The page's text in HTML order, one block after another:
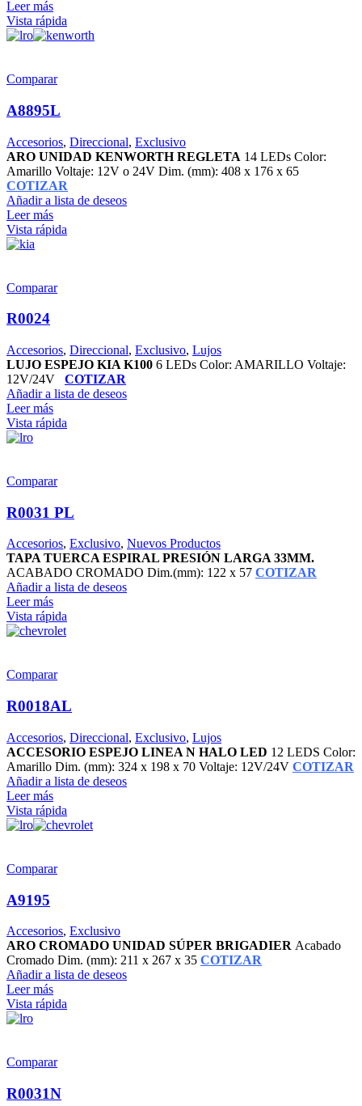
Leer más
Vista rápida
Comparar
A8895L
Accesorios, Direccional, Exclusivo
ARO UNIDAD KENWORTH REGLETA 14 LEDs Color:
Amarillo Voltaje: 12V o 24V Dim. (mm): 408 x 176 x 65
COTIZAR
Añadir a lista de deseos
Leer más
Vista rápida
Comparar
R0024
Accesorios, Direccional, Exclusivo, Lujos
LUJO ESPEJO KIA K100 6 LEDs Color: AMARILLO Voltaje:
12V/24V COTIZAR
Añadir a lista de deseos
Leer más
Vista rápida
Comparar
R0031 PL
Accesorios, Exclusivo, Nuevos Productos
TAPA TUERCA ESPIRAL PRESIÓN LARGA 33MM.
ACABADO CROMADO Dim.(mm): 122 x 57 COTIZAR
Añadir a lista de deseos
Leer más
Vista rápida
Comparar
R0018AL
Accesorios, Direccional, Exclusivo, Lujos
ACCESORIO ESPEJO LINEA N HALO LED 12 LEDS Color:
Amarillo Dim. (mm): 324 x 198 x 70 Voltaje: 12V/24V COTIZAR
Añadir a lista de deseos
Leer más
Vista rápida
Comparar
A9195
Accesorios, Exclusivo
ARO CROMADO UNIDAD SÚPER BRIGADIER Acabado
Cromado Dim. (mm): 211 x 267 x 35 COTIZAR
Añadir a lista de deseos
Leer más
Vista rápida
Comparar
R0031N